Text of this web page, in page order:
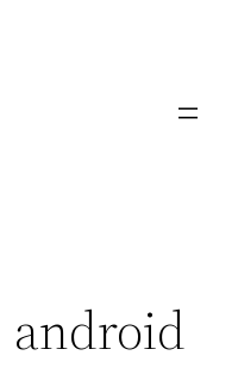
android